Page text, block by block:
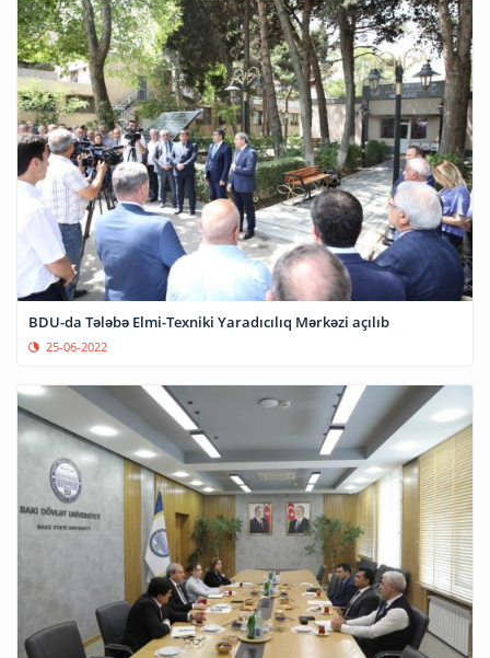
BDU-da Tələbə Elmi-Texniki Yaradıcılıq Mərkəzi açılıb
25-06-2022